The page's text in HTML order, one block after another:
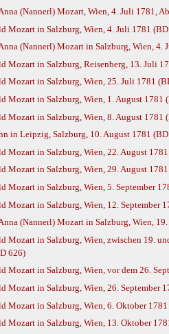
(Nannerl) Mozart, Wien, 4. Juli 1781,
Mozart in Salzburg, Wien, 4. Juli 1781
(Nannerl) Mozart in Salzburg, Wien, 4.
Mozart in Salzburg, Reisenberg, 13. Juli
Mozart in Salzburg, Wien, 25. Juli 1781
Mozart in Salzburg, Wien, 1. August 1781
Mozart in Salzburg, Wien, 8. August 1781
in Leipzig, Salzburg, 10. August 1781
Mozart in Salzburg, Wien, 22. August
Mozart in Salzburg, Wien, 29. August
Mozart in Salzburg, Wien, 5. September
Mozart in Salzburg, Wien, 12. September
(Nannerl) Mozart in Salzburg, Wien,
Mozart in Salzburg, Wien, zwischen 19.
626)
Mozart in Salzburg, Wien, vor dem 26.
Mozart in Salzburg, Wien, 26. September
Mozart in Salzburg, Wien, 6. Oktober
Mozart in Salzburg, Wien, 13. Oktober